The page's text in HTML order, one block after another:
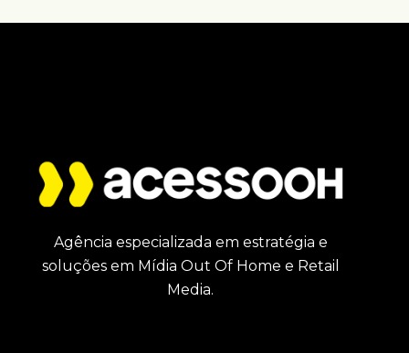
Agência especializada em estratégia e
soluções em Mídia Out Of Home e Retail
Media.